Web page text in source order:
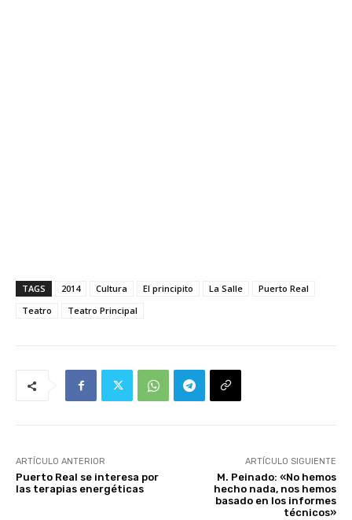
TAGS 2014 Cultura El principito La Salle
Puerto Real
Teatro
Teatro Principal
ARTÍCULO ANTERIOR
Puerto Real se interesa por
las terapias energéticas
ARTÍCULO SIGUIENTE
M. Peinado: «No hemos
hecho nada, nos hemos
basado en los informes
técnicos»